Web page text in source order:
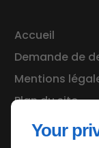
Your
Accueil
Demande de
Mentions
Plan du site